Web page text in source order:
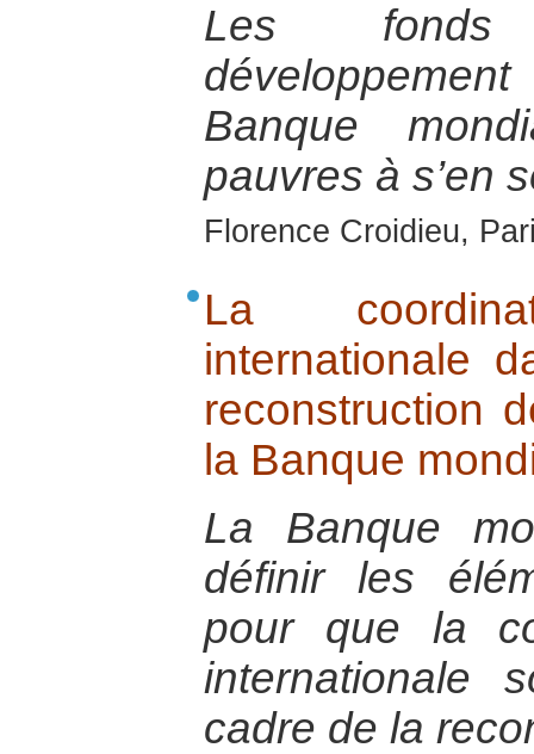
Les fonds
Banque
pauvres à s’en
Florence Croidieu,
La
internationale
reconstruction
la Banque
La Banque
définir les
pour que la
internationale
cadre de la